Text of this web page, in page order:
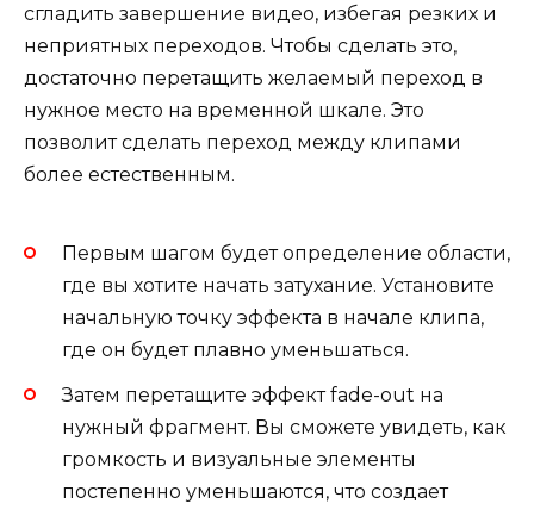
сгладить завершение видео, избегая резких и
неприятных переходов. Чтобы сделать это,
достаточно перетащить желаемый переход в
нужное место на временной шкале. Это
позволит сделать переход между клипами
более естественным.
Первым шагом будет определение области,
где вы хотите начать затухание. Установите
начальную точку эффекта в начале клипа,
где он будет плавно уменьшаться.
Затем перетащите эффект fade-out на
нужный фрагмент. Вы сможете увидеть, как
громкость и визуальные элементы
постепенно уменьшаются, что создает